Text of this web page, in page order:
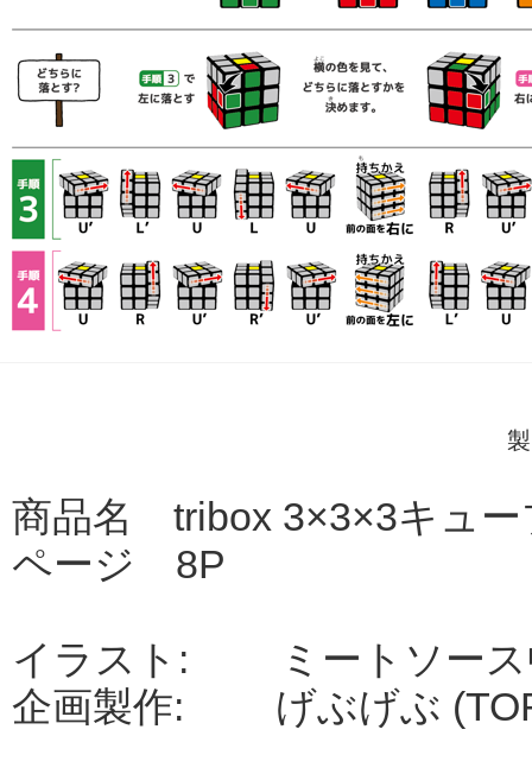
商品名 tribox 3×3×3キュー
ページ 8P
イラスト: ミートソース
企画製作: げぶげぶ